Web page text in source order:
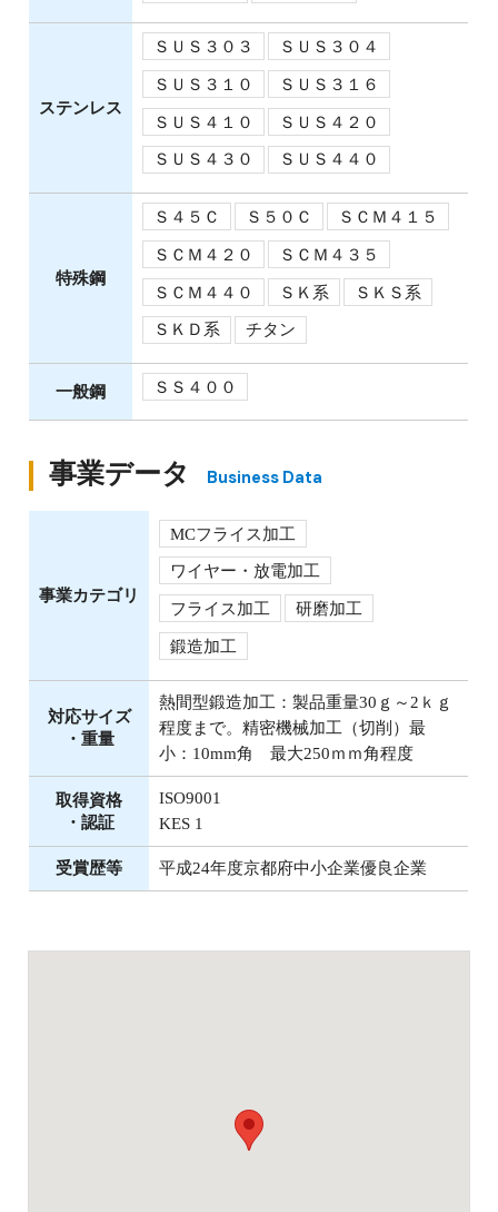
ステンレス
ＳＵＳ３０３ ＳＵＳ３０４
ＳＵＳ３１０ ＳＵＳ３１６
ＳＵＳ４１０ ＳＵＳ４２０
ＳＵＳ４３０ ＳＵＳ４４０
特殊鋼
Ｓ４５Ｃ Ｓ５０Ｃ ＳＣＭ４１５
ＳＣＭ４２０ ＳＣＭ４３５
ＳＣＭ４４０ ＳＫ系 ＳＫＳ系
ＳＫＤ系 チタン
一般鋼 ＳＳ４００
事業データ Business Data
事業カテゴリ
MCフライス加工
ワイヤー・放電加工
フライス加工 研磨加工
鍛造加工
対応サイズ
・重量
熱間型鍛造加工：製品重量30ｇ～2ｋｇ
程度まで。精密機械加工（切削）最
小：10mm角 最大250ｍｍ角程度
取得資格
・認証
ISO9001
KES 1
受賞歴等 平成24年度京都府中小企業優良企業